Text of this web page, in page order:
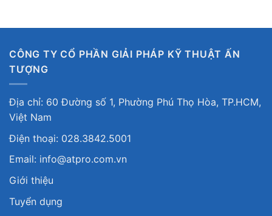
CÔNG TY CỔ PHẦN GIẢI PHÁP KỸ THUẬT ẤN
TƯỢNG
Địa chỉ: 60 Đường số 1, Phường Phú Thọ Hòa, TP.HCM,
Việt Nam
Điện thoại: 028.3842.5001
Email: info@atpro.com.vn
Giới thiệu
Tuyển dụng